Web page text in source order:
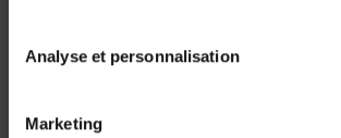
Analyse et personnalisation
Marketing